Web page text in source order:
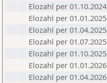
Elozahl per 01.10.2024
Elozahl per 01.01.2025
Elozahl per 01.04.2025
Elozahl per 01.07.2025
Elozahl per 01.10.2025
Elozahl per 01.01.2026
Elozahl per 01.04.2026